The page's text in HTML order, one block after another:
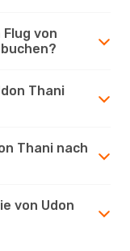
von
Thani
Thani nach
von Udon